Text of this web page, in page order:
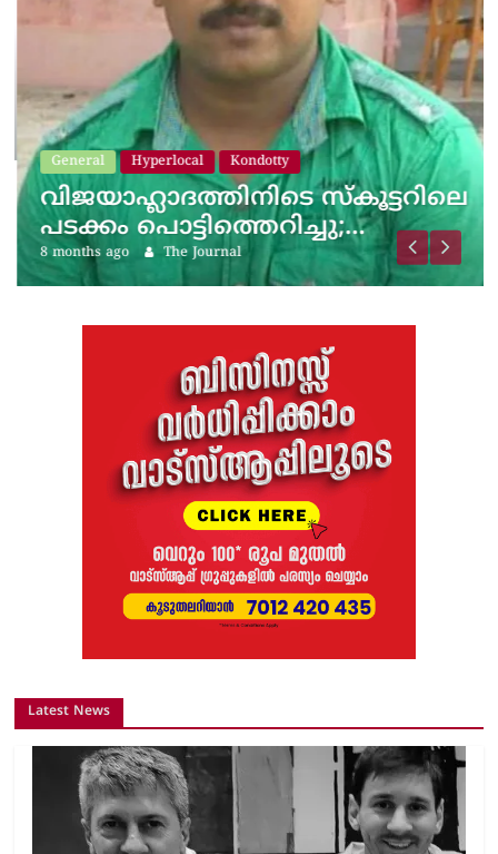
General Hyperlocal Kondotty
വിജയാഹ്ലാദത്തിനിടെ സ്കൂട്ടറിലെ
പടക്കം പൊട്ടിത്തെറിച്ചു;…
8 months ago The Journal
Latest News